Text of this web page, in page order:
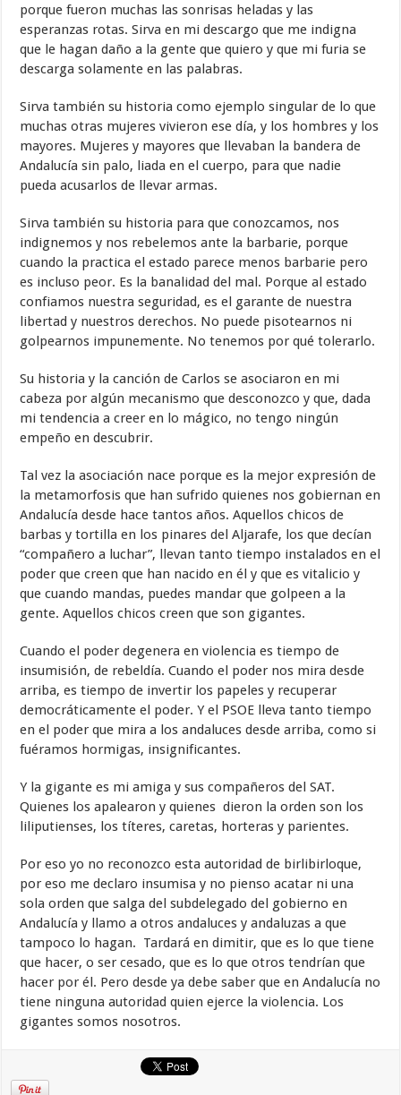
porque fueron muchas las sonrisas heladas y las
esperanzas rotas. Sirva en mi descargo que me indigna
que le hagan daño a la gente que quiero y que mi furia se
descarga solamente en las palabras.
Sirva también su historia como ejemplo singular de lo que
muchas otras mujeres vivieron ese día, y los hombres y los
mayores. Mujeres y mayores que llevaban la bandera de
Andalucía sin palo, liada en el cuerpo, para que nadie
pueda acusarlos de llevar armas.
Sirva también su historia para que conozcamos, nos
indignemos y nos rebelemos ante la barbarie, porque
cuando la practica el estado parece menos barbarie pero
es incluso peor. Es la banalidad del mal. Porque al estado
confiamos nuestra seguridad, es el garante de nuestra
libertad y nuestros derechos. No puede pisotearnos ni
golpearnos impunemente. No tenemos por qué tolerarlo.
Su historia y la canción de Carlos se asociaron en mi
cabeza por algún mecanismo que desconozco y que, dada
mi tendencia a creer en lo mágico, no tengo ningún
empeño en descubrir.
Tal vez la asociación nace porque es la mejor expresión de
la metamorfosis que han sufrido quienes nos gobiernan en
Andalucía desde hace tantos años. Aquellos chicos de
barbas y tortilla en los pinares del Aljarafe, los que decían
“compañero a luchar”, llevan tanto tiempo instalados en el
poder que creen que han nacido en él y que es vitalicio y
que cuando mandas, puedes mandar que golpeen a la
gente. Aquellos chicos creen que son gigantes.
Cuando el poder degenera en violencia es tiempo de
insumisión, de rebeldía. Cuando el poder nos mira desde
arriba, es tiempo de invertir los papeles y recuperar
democráticamente el poder. Y el PSOE lleva tanto tiempo
en el poder que mira a los andaluces desde arriba, como si
fuéramos hormigas, insignificantes.
Y la gigante es mi amiga y sus compañeros del SAT.
Quienes los apalearon y quienes dieron la orden son los
liliputienses, los títeres, caretas, horteras y parientes.
Por eso yo no reconozco esta autoridad de birlibirloque,
por eso me declaro insumisa y no pienso acatar ni una
sola orden que salga del subdelegado del gobierno en
Andalucía y llamo a otros andaluces y andaluzas a que
tampoco lo hagan. Tardará en dimitir, que es lo que tiene
que hacer, o ser cesado, que es lo que otros tendrían que
hacer por él. Pero desde ya debe saber que en Andalucía no
tiene ninguna autoridad quien ejerce la violencia. Los
gigantes somos nosotros.